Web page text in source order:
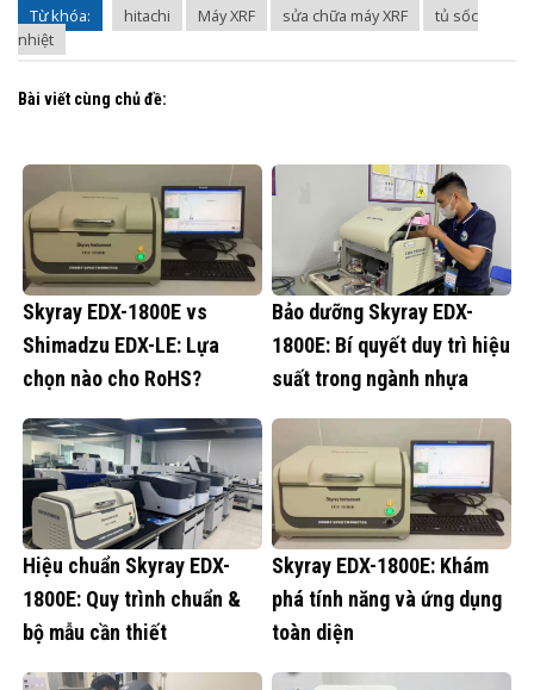
Từ khóa:
hitachi Máy XRF sửa chữa máy XRF
tủ sốc
nhiệt
Bài viết cùng chủ đề:
Skyray EDX-1800E vs
Shimadzu EDX-LE: Lựa
chọn nào cho RoHS?
Bảo dưỡng Skyray EDX-
1800E: Bí quyết duy trì hiệu
suất trong ngành nhựa
Hiệu chuẩn Skyray EDX-
1800E: Quy trình chuẩn &
bộ mẫu cần thiết
Skyray EDX-1800E: Khám
phá tính năng và ứng dụng
toàn diện